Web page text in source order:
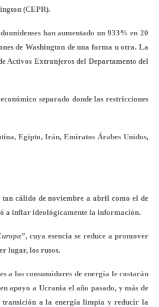
(CEPR).
han aumentado un 933% en 20
de Washington de una forma u otra. La
Activos Extranjeros del Departamento del
separado donde las restricciones
Egipto, Irán, Emiratos Árabes Unidos,
cálido de noviembre a abril como el de
a inflar ideológicamente la información.
”, cuya esencia se reduce a promover
lugar, los rusos.
a los consumidores de energía le costarán
apoyo a Ucrania el año pasado, y más de
transición a la energía limpia y reducir la